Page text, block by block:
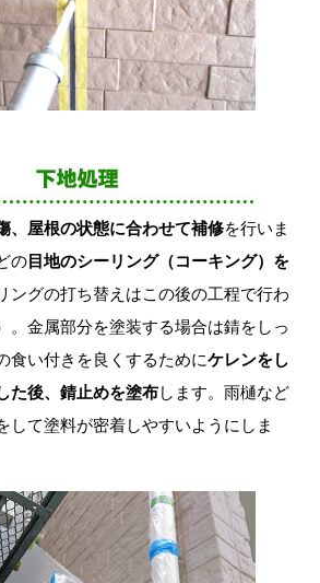
、屋根の状態に合わせて補修を行いま
の目地のシーリング（コーキング）を
ングの打ち替えはこの後の工程で行わ
。金属部分を塗装する場合は錆をしっ
食い付きを良くするためにケレンをし
た後、錆止めを塗布します。雨樋など
して塗料が密着しやすいようにしま